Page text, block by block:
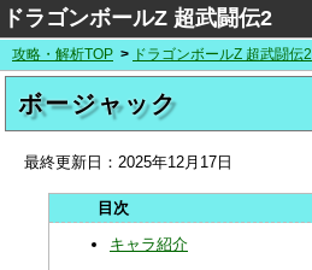
ドラゴンボールZ 超武闘伝2
攻略・解析TOP ドラゴンボールZ 超武闘伝2
ボージャック
最終更新日： 2025年12月17日
キャラ紹介